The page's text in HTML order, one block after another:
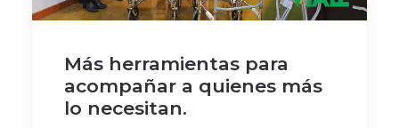
Más herramientas para
acompañar a quienes más
lo necesitan.